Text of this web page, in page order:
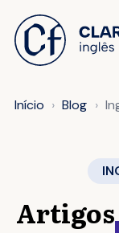
Início Blog